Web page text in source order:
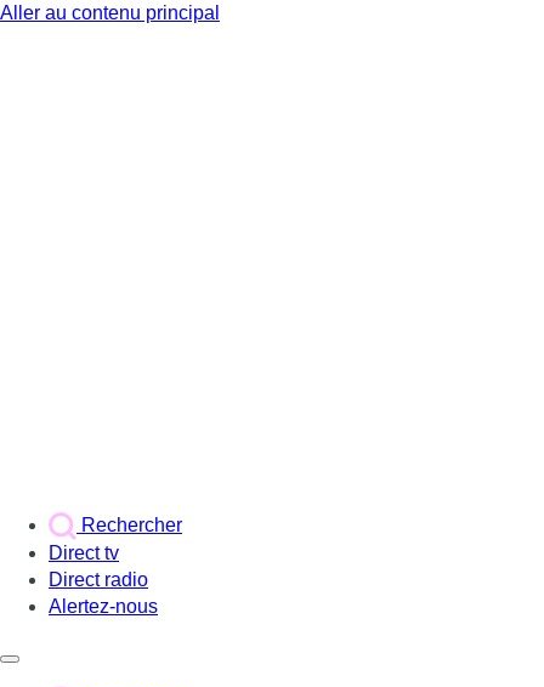
Aller au contenu principal
Rechercher
Direct tv
Direct radio
Alertez-nous